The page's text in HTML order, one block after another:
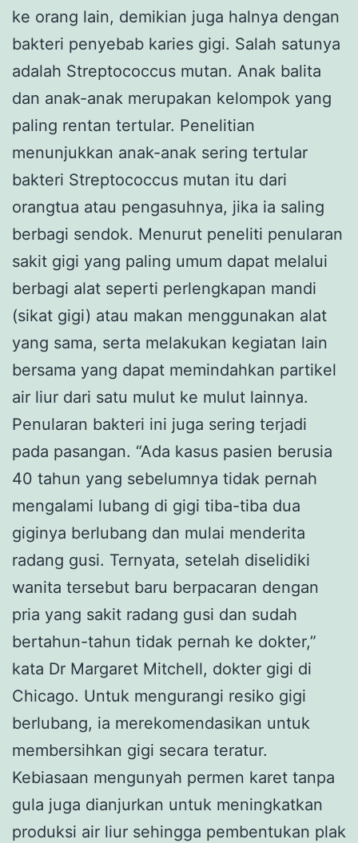
ke orang lain, demikian juga halnya dengan
bakteri penyebab karies gigi. Salah satunya
adalah Streptococcus mutan. Anak balita
dan anak-anak merupakan kelompok yang
paling rentan tertular. Penelitian
menunjukkan anak-anak sering tertular
bakteri Streptococcus mutan itu dari
orangtua atau pengasuhnya, jika ia saling
berbagi sendok. Menurut peneliti penularan
sakit gigi yang paling umum dapat melalui
berbagi alat seperti perlengkapan mandi
(sikat gigi) atau makan menggunakan alat
yang sama, serta melakukan kegiatan lain
bersama yang dapat memindahkan partikel
air liur dari satu mulut ke mulut lainnya.
Penularan bakteri ini juga sering terjadi
pada pasangan. “Ada kasus pasien berusia
40 tahun yang sebelumnya tidak pernah
mengalami lubang di gigi tiba-tiba dua
giginya berlubang dan mulai menderita
radang gusi. Ternyata, setelah diselidiki
wanita tersebut baru berpacaran dengan
pria yang sakit radang gusi dan sudah
bertahun-tahun tidak pernah ke dokter,”
kata Dr Margaret Mitchell, dokter gigi di
Chicago. Untuk mengurangi resiko gigi
berlubang, ia merekomendasikan untuk
membersihkan gigi secara teratur.
Kebiasaan mengunyah permen karet tanpa
gula juga dianjurkan untuk meningkatkan
produksi air liur sehingga pembentukan plak